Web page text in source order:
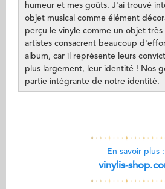
humeur et mes goûts. J'ai trouvé
objet musical comme élément
perçu le vinyle comme un objet très
artistes consacrent beaucoup
album, car il représente leurs
plus largement, leur identité ! Nos
partie intégrante de notre identité.
En savoir plus :
vinylis-